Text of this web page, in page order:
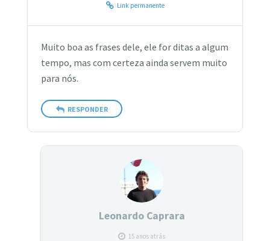
Link permanente
Muito boa as frases dele, ele for ditas a algum
tempo, mas com certeza ainda servem muito
para nós.
RESPONDER
Leonardo Caprara
15 anos atrás